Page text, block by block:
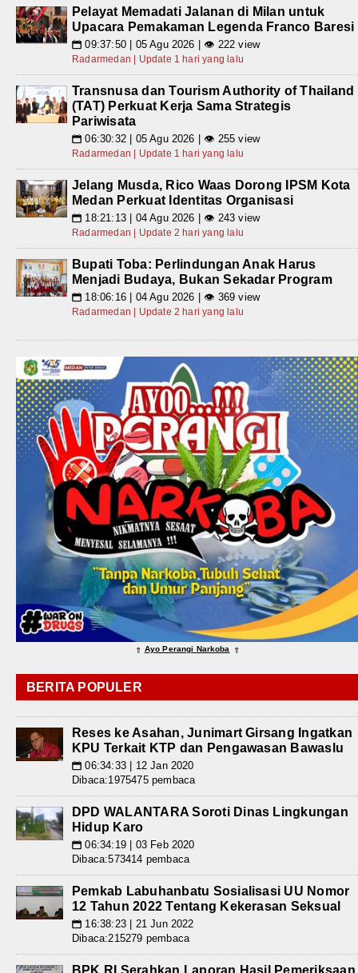
Pelayat Memadati Jalanan di Milan untuk
Upacara Pemakaman Legenda Franco Baresi
📅 09:37:50 | 05 Agu 2026 | 👁 222 view
Radarmedan | Update 1 hari yang lalu
Transnusa dan Tourism Authority of Thailand
(TAT) Perkuat Kerja Sama Strategis
Pariwisata
📅 06:30:32 | 05 Agu 2026 | 👁 255 view
Radarmedan | Update 1 hari yang lalu
Jelang Musda, Rico Waas Dorong IPSM Kota
Medan Perkuat Identitas Organisasi
📅 18:21:13 | 04 Agu 2026 | 👁 243 view
Radarmedan | Update 2 hari yang lalu
Bupati Toba: Perlindungan Anak Harus
Menjadi Budaya, Bukan Sekadar Program
📅 18:06:16 | 04 Agu 2026 | 👁 369 view
Radarmedan | Update 2 hari yang lalu
⇑ Ayo Perangi Narkoba ⇑
BERITA POPULER
Reses ke Asahan, Junimart Girsang Ingatkan
KPU Terkait KTP dan Pengawasan Bawaslu
📅 06:34:33 | 12 Jan 2020
Dibaca:1975475 pembaca
DPD WALANTARA Soroti Dinas Lingkungan
Hidup Karo
📅 06:34:19 | 03 Feb 2020
Dibaca:573414 pembaca
Pemkab Labuhanbatu Sosialisasi UU Nomor
12 Tahun 2022 Tentang Kekerasan Seksual
📅 16:38:23 | 21 Jun 2022
Dibaca:215279 pembaca
BPK RI Serahkan Laporan Hasil Pemeriksaan